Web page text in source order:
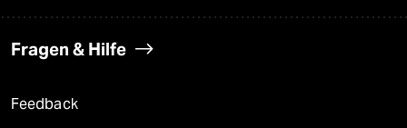
Fragen & Hilfe
Feedback